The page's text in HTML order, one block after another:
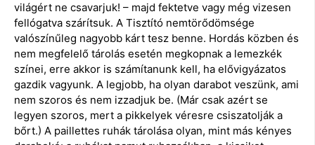
világért ne csavarjuk! – majd fektetve vagy még vizesen
fellógatva szárítsuk. A Tisztító nemtörődömsége
valószínűleg nagyobb kárt tesz benne. Hordás közben és
nem megfelelő tárolás esetén megkopnak a lemezkék
színei, erre akkor is számítanunk kell, ha elővigyázatos
gazdik vagyunk. A legjobb, ha olyan darabot veszünk, ami
nem szoros és nem izzadjuk be. (Már csak azért se
legyen szoros, mert a pikkelyek véresre csiszatolják a
bőrt.) A paillettes ruhák tárolása olyan, mint más kényes